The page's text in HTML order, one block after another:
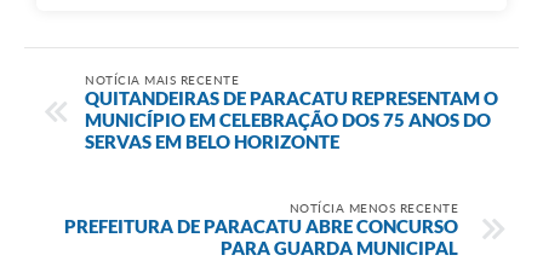
NOTÍCIA MAIS RECENTE
QUITANDEIRAS DE PARACATU REPRESENTAM O
MUNICÍPIO EM CELEBRAÇÃO DOS 75 ANOS DO
SERVAS EM BELO HORIZONTE
NOTÍCIA MENOS RECENTE
PREFEITURA DE PARACATU ABRE CONCURSO
PARA GUARDA MUNICIPAL